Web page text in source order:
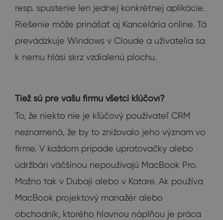
resp. spustenie len jednej konkrétnej aplikácie.
Riešenie môže prinášať aj Kancelária online. Tá
prevádzkuje Windows v Cloude a užívatelia sa
k nemu hlási skrz vzdialenú plochu.
Tiež sú pre vašu firmu všetci kľúčoví?
To, že niekto nie je kľúčový používateľ CRM
neznamená, že by to znižovalo jeho význam vo
firme. V každom prípade upratovačky alebo
údržbári väčšinou nepoužívajú MacBook Pro.
Možno tak v Dubaji alebo v Katare. Ak používa
MacBook projektový manažér alebo
obchodník, ktorého hlavnou náplňou je práca